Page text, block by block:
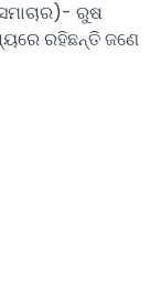
ରୁଷ
ରହିଛନ୍ତି ଜଣେ